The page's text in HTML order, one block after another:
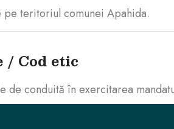
teritoriul comunei Apahida.
/ Cod etic
conduită în exercitarea